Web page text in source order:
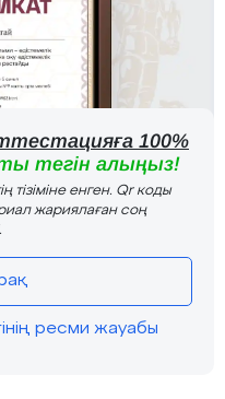
100%
тегін алыңыз!
тізіміне енген. Qr коды
жариялаған соң
ресми жауабы